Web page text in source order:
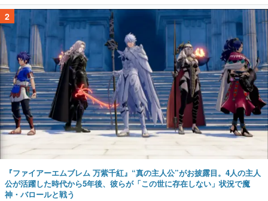
2
『ファイアーエムブレム 万紫千紅』“真の主人公”がお披露目。4人の主人
公が活躍した時代から5年後、彼らが「この世に存在しない」状況で魔
神・バロールと戦う